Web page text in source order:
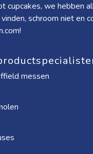
cupcakes, we hebben
schroom niet en
messen